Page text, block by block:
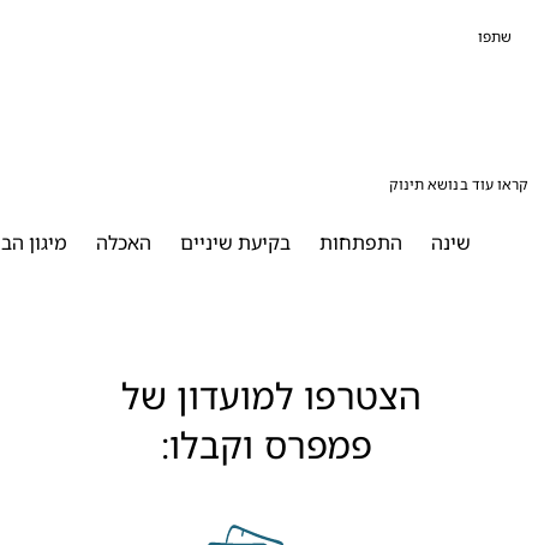
עוד בנושא תינוק
התפתחות בקיעת שיניים האכלה מיגון הבית
הצטרפו למועדון של
פמפרס וקבלו: